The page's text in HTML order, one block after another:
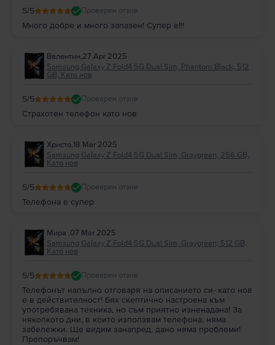
5/5 Проверен отзив
Много добре и много запазен! Супер е!!!
Валентин,27 Apr 2025
Samsung Galaxy Z Fold4 5G Dual Sim, Phantom Black, 512
GB, Като нов
5/5 Проверен отзив
Страхотен телефон като нов
Христо,18 Mar 2025
Samsung Galaxy Z Fold4 5G Dual Sim, Graygreen, 256 GB,
Като нов
5/5 Проверен отзив
Телефона е супер
Мира ,07 Mar 2025
Samsung Galaxy Z Fold4 5G Dual Sim, Graygreen, 512 GB,
Като нов
5/5 Проверен отзив
Телефонът напълно отговаря на описанието си- като нов
е в действителност! Бях скептично настроена към
употребявана техника, но съм приятно изненадана! За
няколкото дни, в които използвам телефона, няма
забележки. Ще видим занапред, дано няма проблеми!
Препоръчвам!